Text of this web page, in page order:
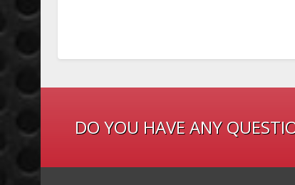
DO YOU HAVE ANY